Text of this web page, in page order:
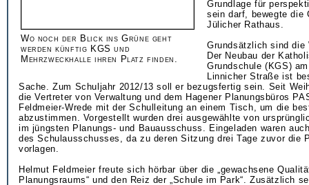
Wo noch der Blick ins Grüne geht
werden künftig KGS und
Mehrzweckhalle ihren Platz finden.
Grundlage für
sein darf, bewegte die
Jülicher Rathaus.
Grundsätzlich sind die
Der Neubau der
Grundschule (KGS)
Linnicher Straße ist
Sache. Zum Schuljahr 2012/13 soll er bezugsfertig sein. Seit
die Vertreter von Verwaltung und dem Hagener Planungsbüros
Feldmeier-Wrede mit der Schulleitung an einem Tisch, um die
abzustimmen. Vorgestellt wurden drei ausgewählte von
im jüngsten Planungs- und Bauausschuss. Eingeladen waren
des Schulausschusses, da zu deren Sitzung drei Tage zuvor die
vorlagen.
Helmut Feldmeier freute sich hörbar über die „gewachsene
Planungsraums“ und den Reiz der „Schule im Park“. Zusätzlich